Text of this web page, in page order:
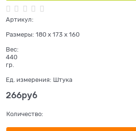
Артикул:
Размеры: 180 x 173 x 160
Вес:
440
гр.
Ед. измерения: Штука
266руб
Количество: